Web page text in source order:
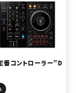
コントローラー”D